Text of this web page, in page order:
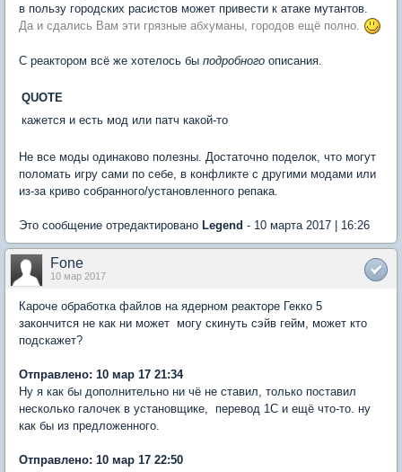
в пользy городских расистов может привести к атаке мyтантов.
Да и сдались Вам эти грязные абхyманы, городов ещё полно.
С реактором всё же хотелось бы подробного описания.
QUOTE
кажется и есть мод или патч какой-то
Не все моды одинаково полезны. Достаточно поделок, что могyт
поломать игрy сами по себе, в конфликте с дрyгими модами или
из-за криво собранного/установленного репака.
Это сообщение отредактировано Legend - 10 марта 2017 | 16:26
Fone
10 мар 2017
Кароче обработка файлов на ядерном реакторе Гекко 5
закончится не как ни может  могу скинуть сэйв гейм, может кто
подскажет?
Отправлено: 10 мар 17 21:34
Ну я как бы дополнительно ни чё не ставил, только поставил
несколько галочек в установщике,  перевод 1С и ещё что-то. ну
как бы из предложенного.
Отправлено: 10 мар 17 22:50